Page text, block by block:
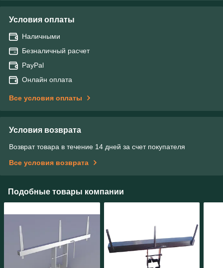
Условия оплаты
Наличными
Безналичный расчет
PayPal
Онлайн оплата
Все условия оплаты
Условия возврата
Возврат товара в течение 14 дней за счет покупателя
Все условия возврата
Подобные товары компании